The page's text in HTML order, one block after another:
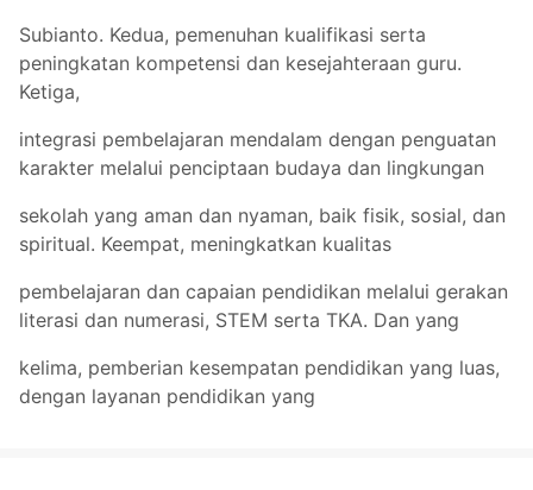
Subianto. Kedua, pemenuhan kualifikasi serta
peningkatan kompetensi dan kesejahteraan guru.
Ketiga,
integrasi pembelajaran mendalam dengan penguatan
karakter melalui penciptaan budaya dan lingkungan
sekolah yang aman dan nyaman, baik fisik, sosial, dan
spiritual. Keempat, meningkatkan kualitas
pembelajaran dan capaian pendidikan melalui gerakan
literasi dan numerasi, STEM serta TKA. Dan yang
kelima, pemberian kesempatan pendidikan yang luas,
dengan layanan pendidikan yang